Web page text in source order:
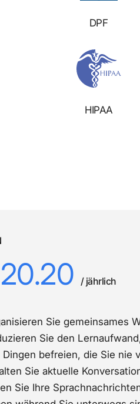
DPF
HIPAA
/ jährlich
Sie gemeinsames
Sie den
Dingen befreien, die Sie nie
Sie aktuelle
Sie Ihre